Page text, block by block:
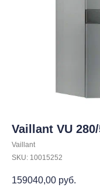
Vaillant VU
Vaillant
SKU: 10015252
159040,00 руб.